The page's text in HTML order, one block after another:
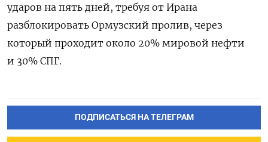
ударов на пять дней, требуя от Ирана
разблокировать Ормузский пролив, через
который проходит около 20% мировой нефти
и 30% СПГ.
ПОДПИСАТЬСЯ НА ТЕЛЕГРАМ